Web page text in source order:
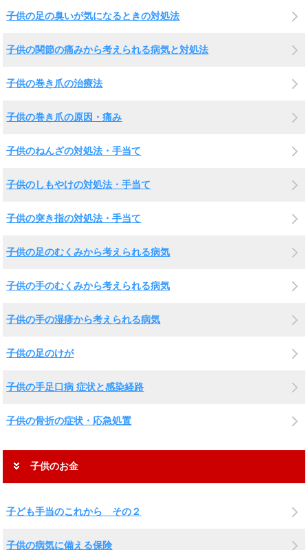
子供の足の臭いが気になるときの対処法
子供の関節の痛みから考えられる病気と対処法
子供の巻き爪の治療法
子供の巻き爪の原因・痛み
子供のねんざの対処法・手当て
子供のしもやけの対処法・手当て
子供の突き指の対処法・手当て
子供の足のむくみから考えられる病気
子供の手のむくみから考えられる病気
子供の手の湿疹から考えられる病気
子供の足のけが
子供の手足口病 症状と感染経路
子供の骨折の症状・応急処置
子供のお金
子ども手当のこれから その２
子供の病気に備える保険